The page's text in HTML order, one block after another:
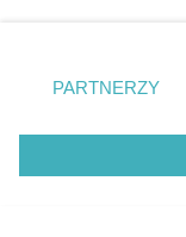
zmienić/wycofać
znajdujący się w
rodzaje
użytkownika, ale
przetwarzaniu.
PARTNERZY